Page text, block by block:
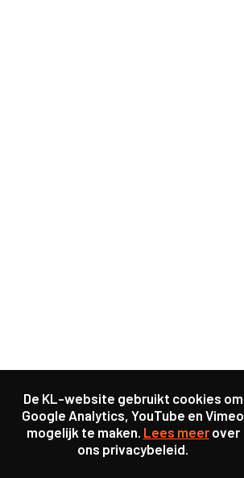
De KL-website gebruikt cookies om
Google Analytics, YouTube en Vimeo
mogelijk te maken. Lees meerover
ons privacybeleid.